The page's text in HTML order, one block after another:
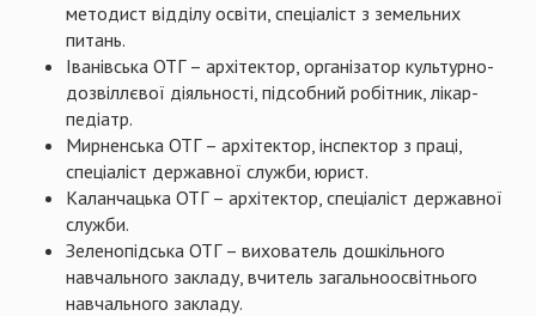
методист відділу освіти, спеціаліст з земельних
питань.
Іванівська ОТГ – архітектор, організатор культурно-
дозвіллєвої діяльності, підсобний робітник, лікар-
педіатр.
Мирненська ОТГ – архітектор, інспектор з праці,
спеціаліст державної служби, юрист.
Каланчацька ОТГ – архітектор, спеціаліст державної
служби.
Зеленопідська ОТГ – вихователь дошкільного
навчального закладу, вчитель загальноосвітнього
навчального закладу.